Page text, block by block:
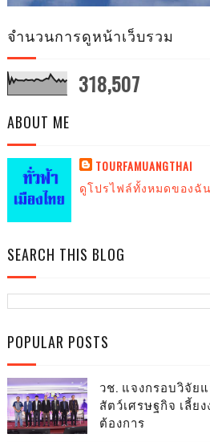
จำนวนการดูหน้าเว็บรวม
318,507
ABOUT ME
TOURFAMUANGTHAI
ดูโปรไฟล์ทั้งหมดของฉัน
SEARCH THIS BLOG
POPULAR POSTS
วช. แจงกรอบวิจัย
สัตว์เศรษฐกิจ เลี้ย
ต้องการ